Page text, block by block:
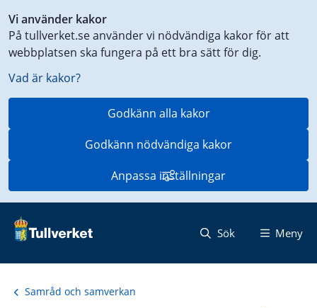
Vi använder kakor
På tullverket.se använder vi nödvändiga kakor för att
webbplatsen ska fungera på ett bra sätt för dig.
Vad är kakor?
Godkänn alla kakor
Godkänn nödvändiga kakor
Anpassa inställningar
till
innehåll
på
aktuell
Sök Meny
Samråd och samverkan